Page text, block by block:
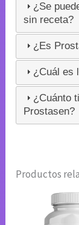
¿Se
sin receta?
¿Es
¿Cuál es
¿Cuánto
Prostasen?
Productos